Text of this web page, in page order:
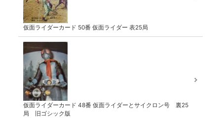
仮面ライダーカード 50番 仮面ライダー 表25局
仮面ライダーカード 48番 仮面ライダーとサイクロン号 裏25
局 旧ゴシック版